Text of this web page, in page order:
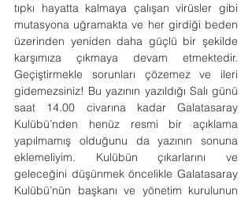
tıpkı hayatta kalmaya çalışan virüsler gibi
mutasyona uğramakta ve her girdiği beden
üzerinden yeniden daha güçlü bir şekilde
karşımıza çıkmaya devam etmektedir.
Geçiştirmekle sorunları çözemez ve ileri
gidemezsiniz! Bu yazının yazıldığı Salı günü
saat 14.00 civarına kadar Galatasaray
Kulübü’nden henüz resmi bir açıklama
yapılmamış olduğunu da yazının sonuna
eklemeliyim. Kulübün çıkarlarını ve
geleceğini düşünmek öncelikle Galatasaray
Kulübü’nün başkanı ve yönetim kurulunun